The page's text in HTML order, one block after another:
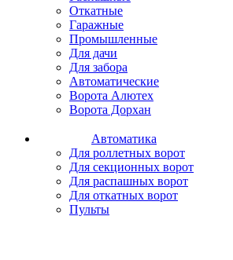
Откатные
Гаражные
Промышленные
Для дачи
Для забора
Автоматические
Ворота Алютех
Ворота Дорхан
Автоматика
Для роллетных ворот
Для секционных ворот
Для распашных ворот
Для откатных ворот
Пульты